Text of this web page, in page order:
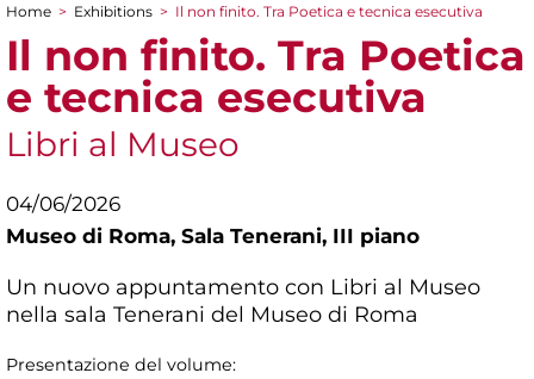
You are here
Home > Exhibitions > Il non finito. Tra Poetica e tecnica esecutiva
Il non finito. Tra Poetica
e tecnica esecutiva
Libri al Museo
04/06/2026
Museo di Roma, Sala Tenerani, III piano
Un nuovo appuntamento con Libri al Museo
nella sala Tenerani del Museo di Roma
Presentazione del volume: